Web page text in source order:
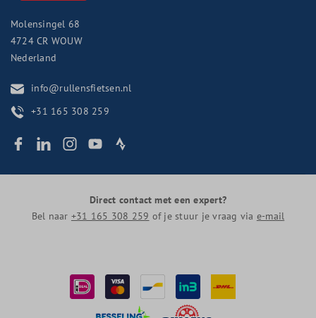
Molensingel 68
4724 CR WOUW
Nederland
info@rullensfietsen.nl
+31 165 308 259
Direct contact met een expert?
Bel naar +31 165 308 259 of je stuur je vraag via e-mail